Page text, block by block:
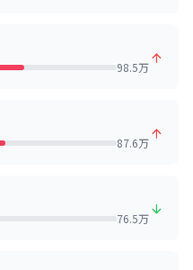
98.5万
87.6万
76.5万